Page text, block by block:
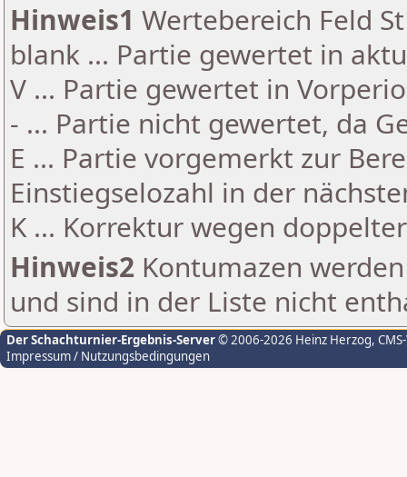
Hinweis1 Wertebereich Feld
blank ... Partie gewertet in
V ... Partie gewertet in
- ... Partie nicht gewertet, da
E ... Partie vorgemerkt zur
Einstiegselozahl in der
K ... Korrektur wegen
Hinweis2 Kontumazen
und sind in der Liste nicht
Der Schachturnier-Ergebnis-Server© 2006-2026 Heinz Herzog,
Impressum / Nutzungsbedingungen